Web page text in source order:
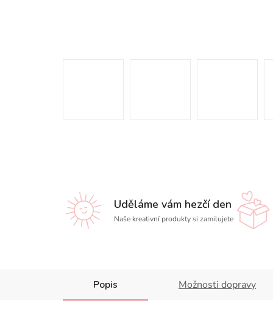
Uděláme vám hezčí den
Naše kreativní produkty si zamilujete
Popis Možnosti dopravy